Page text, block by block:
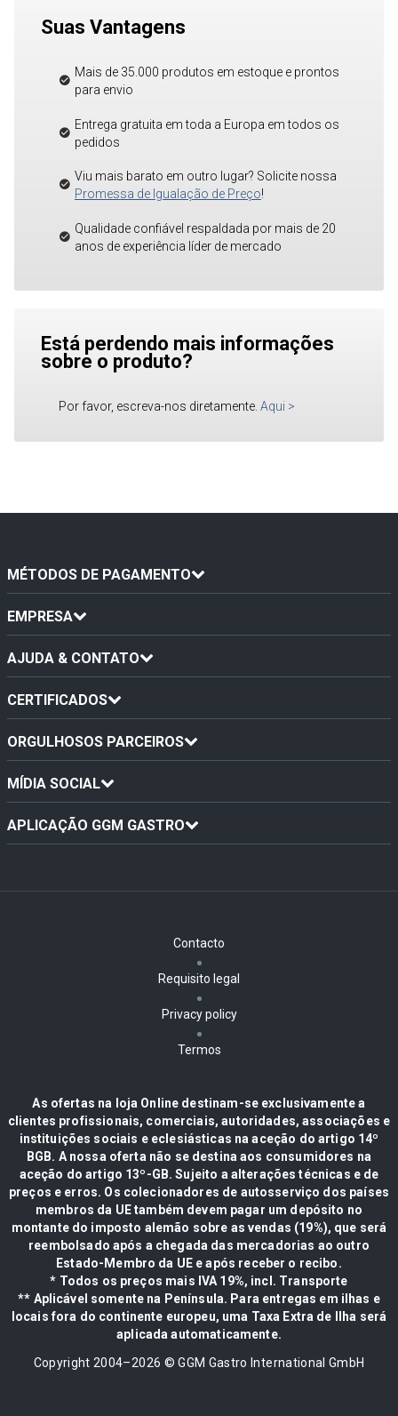
Suas Vantagens
Mais de 35.000 produtos em estoque e prontos
para envio
Entrega gratuita em toda a Europa em todos os
pedidos
Viu mais barato em outro lugar? Solicite nossa
Promessa de Igualação de Preço!
Qualidade confiável respaldada por mais de 20
anos de experiência líder de mercado
Está perdendo mais informações
sobre o produto?
Por favor, escreva-nos diretamente. Aqui >
MÉTODOS DE PAGAMENTO
EMPRESA
AJUDA & CONTATO
CERTIFICADOS
ORGULHOSOS PARCEIROS
MÍDIA SOCIAL
APLICAÇÃO GGM GASTRO
Contacto
Requisito legal
Privacy policy
Termos
As ofertas na loja Online destinam-se exclusivamente a
clientes profissionais, comerciais, autoridades, associações e
instituições sociais e eclesiásticas na aceção do artigo 14º
BGB. A nossa oferta não se destina aos consumidores na
aceção do artigo 13º-GB. Sujeito a alterações técnicas e de
preços e erros. Os colecionadores de autosserviço dos países
membros da UE também devem pagar um depósito no
montante do imposto alemão sobre as vendas (19%), que será
reembolsado após a chegada das mercadorias ao outro
Estado-Membro da UE e após receber o recibo.
* Todos os preços mais IVA 19%, incl. Transporte
** Aplicável somente na Península. Para entregas em ilhas e
locais fora do continente europeu, uma Taxa Extra de Ilha será
aplicada automaticamente.
Copyright 2004–2026 © GGM Gastro International GmbH